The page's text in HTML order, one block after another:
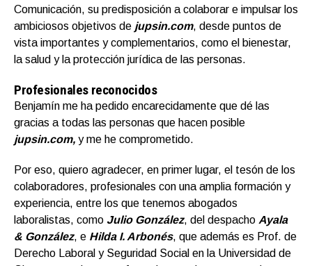
Comunicación, su predisposición a colaborar e impulsar los
ambiciosos objetivos de jupsin.com, desde puntos de
vista importantes y complementarios, como el bienestar,
la salud y la protección jurídica de las personas.
Profesionales reconocidos
Benjamín me ha pedido encarecidamente que dé las
gracias a todas las personas que hacen posible
jupsin.com, y me he comprometido.
Por eso, quiero agradecer, en primer lugar, el tesón de los
colaboradores, profesionales con una amplia formación y
experiencia, entre los que tenemos abogados
laboralistas, como Julio González, del despacho Ayala
& González, e Hilda I. Arbonés, que además es Prof. de
Derecho Laboral y Seguridad Social en la Universidad de